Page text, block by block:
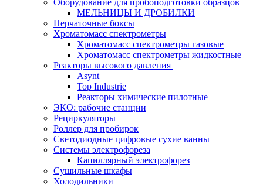
Оборудование для пробоподготовки образцов
МЕЛЬНИЦЫ И ДРОБИЛКИ
Перчаточные боксы
Хроматомасс спектрометры
Хроматомасс спектрометры газовые
Хроматомасс спектрометры жидкостные
Реакторы высокого давления
Asynt
Top Industrie
Реакторы химические пилотные
ЭКО: рабочие станции
Рециркуляторы
Роллер для пробирок
Светодиодные цифровые сухие ванны
Системы электрофореза
Капиллярный электрофорез
Сушильные шкафы
Холодильники